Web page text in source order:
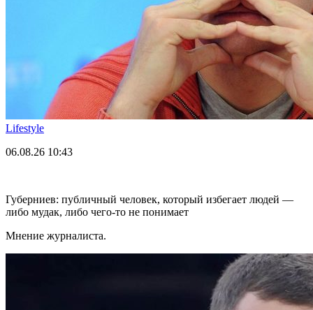
Lifestyle
06.08.26 10:43
Губерниев: публичный человек, который избегает людей —
либо мудак, либо чего-то не понимает
Мнение журналиста.